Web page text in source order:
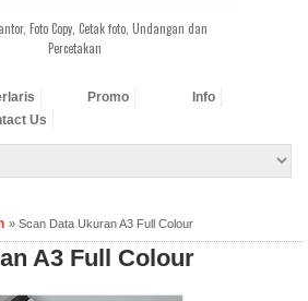
Foto Copy, Cetak foto, Undangan dan
Percetakan
Promo
Info
Us
» Scan Data Ukuran A3 Full Colour
A3 Full Colour